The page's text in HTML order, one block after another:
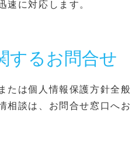
速に対応します。
するお問合せ
たは個人情報保護方針全般
相談は、お問合せ窓口へお